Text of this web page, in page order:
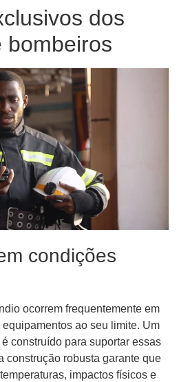
dos
bombeiros
condições
ocorrem frequentemente em
ao seu limite. Um
construído para suportar essas
construção robusta garante que
impactos físicos e